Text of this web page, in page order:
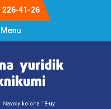
41-26
Navoiy ko`cha 18-uy